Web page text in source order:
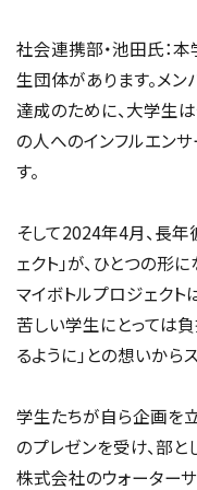
社会連携部・池田氏：
生団体があります。メ
達成のために、大学生
の人へのインフルエン
す。
そして2024年4月、長年
ェクト」が、ひとつの形に
マイボトルプロジェクト
苦しい学生にとっては
るように」との想いから
学生たちが自ら企画を
のプレゼンを受け、部
株式会社のウォーター